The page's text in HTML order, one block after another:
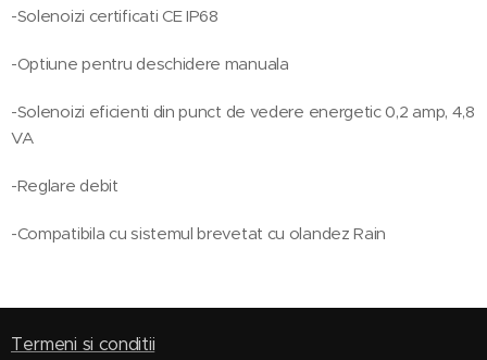
-Solenoizi certificati CE IP68
-Optiune pentru deschidere manuala
-Solenoizi eficienti din punct de vedere energetic 0,2 amp, 4,8
VA
-Reglare debit
-Compatibila cu sistemul brevetat cu olandez Rain
Termeni si conditii